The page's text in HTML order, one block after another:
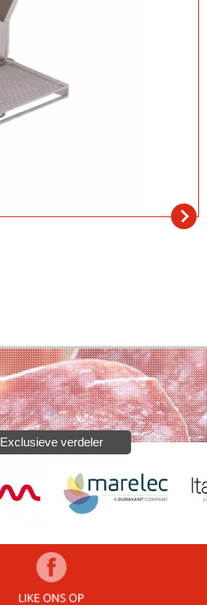
Exclusieve verdeler